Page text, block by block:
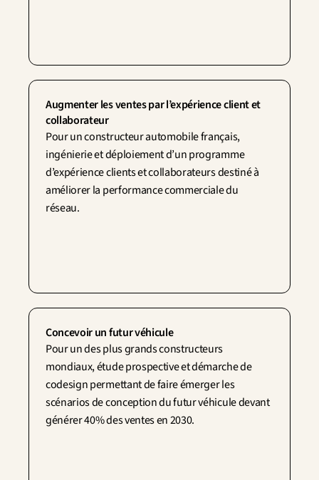
Augmenter les ventes par l’expérience client et
collaborateur
​Pour un constructeur automobile français,
ingénierie et déploiement d’un programme
d’expérience clients et collaborateurs destiné à
améliorer la performance commerciale du
réseau.
Concevoir un futur véhicule
Pour un des plus grands constructeurs
mondiaux, étude prospective et démarche de
codesign permettant de faire émerger les
scénarios de conception du futur véhicule devant
générer 40% des ventes en 2030.